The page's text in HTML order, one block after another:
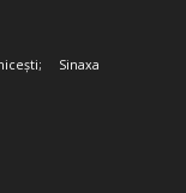
Sinaxa